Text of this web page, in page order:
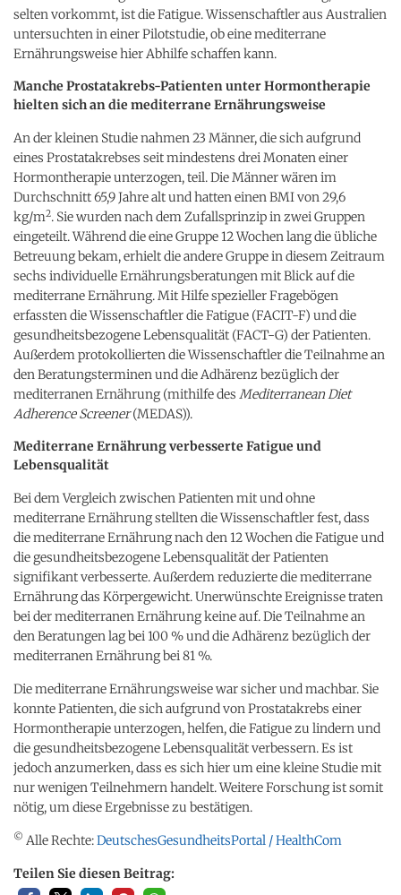
selten vorkommt, ist die Fatigue. Wissenschaftler aus Australien
untersuchten in einer Pilotstudie, ob eine mediterrane
Ernährungsweise hier Abhilfe schaffen kann.
Manche Prostatakrebs-Patienten unter Hormontherapie
hielten sich an die mediterrane Ernährungsweise
An der kleinen Studie nahmen 23 Männer, die sich aufgrund
eines Prostatakrebses seit mindestens drei Monaten einer
Hormontherapie unterzogen, teil. Die Männer wären im
Durchschnitt 65,9 Jahre alt und hatten einen BMI von 29,6
kg/m2. Sie wurden nach dem Zufallsprinzip in zwei Gruppen
eingeteilt. Während die eine Gruppe 12 Wochen lang die übliche
Betreuung bekam, erhielt die andere Gruppe in diesem Zeitraum
sechs individuelle Ernährungsberatungen mit Blick auf die
mediterrane Ernährung. Mit Hilfe spezieller Fragebögen
erfassten die Wissenschaftler die Fatigue (FACIT-F) und die
gesundheitsbezogene Lebensqualität (FACT-G) der Patienten.
Außerdem protokollierten die Wissenschaftler die Teilnahme an
den Beratungsterminen und die Adhärenz bezüglich der
mediterranen Ernährung (mithilfe des Mediterranean Diet
Adherence Screener(MEDAS)).
Mediterrane Ernährung verbesserte Fatigue und
Lebensqualität
Bei dem Vergleich zwischen Patienten mit und ohne
mediterrane Ernährung stellten die Wissenschaftler fest, dass
die mediterrane Ernährung nach den 12 Wochen die Fatigue und
die gesundheitsbezogene Lebensqualität der Patienten
signifikant verbesserte. Außerdem reduzierte die mediterrane
Ernährung das Körpergewicht. Unerwünschte Ereignisse traten
bei der mediterranen Ernährung keine auf. Die Teilnahme an
den Beratungen lag bei 100 % und die Adhärenz bezüglich der
mediterranen Ernährung bei 81 %.
Die mediterrane Ernährungsweise war sicher und machbar. Sie
konnte Patienten, die sich aufgrund von Prostatakrebs einer
Hormontherapie unterzogen, helfen, die Fatigue zu lindern und
die gesundheitsbezogene Lebensqualität verbessern. Es ist
jedoch anzumerken, dass es sich hier um eine kleine Studie mit
nur wenigen Teilnehmern handelt. Weitere Forschung ist somit
nötig, um diese Ergebnisse zu bestätigen.
© Alle Rechte:DeutschesGesundheitsPortal / HealthCom
Teilen Sie diesen Beitrag: